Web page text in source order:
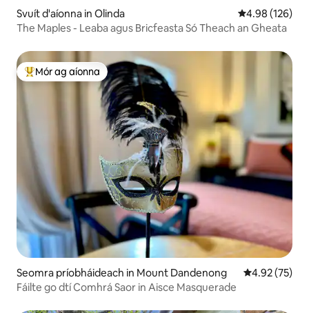
Svuít d'aíonna in Olinda Meánrátáil
4.98 (126)
The Maples - Leaba agus Bricfeasta Só Theach an Gheata
An-mhór ag aíonna
Mór ag aíonna
Seomra príobháideach in Mount Dandenong Meánrátáil
4.92 (75)
Fáilte go dtí Comhrá Saor in Aisce Masquerade